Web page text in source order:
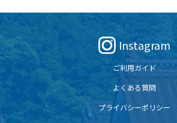
Instagram
ご利用ガイド
よくある質問
プライバシーポリシー